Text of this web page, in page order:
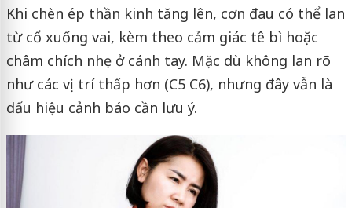
Khi chèn ép thần kinh tăng lên, cơn đau có thể lan
từ cổ xuống vai, kèm theo cảm giác tê bì hoặc
châm chích nhẹ ở cánh tay. Mặc dù không lan rõ
như các vị trí thấp hơn (C5 C6), nhưng đây vẫn là
dấu hiệu cảnh báo cần lưu ý.